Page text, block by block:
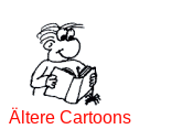
Ältere Cartoons